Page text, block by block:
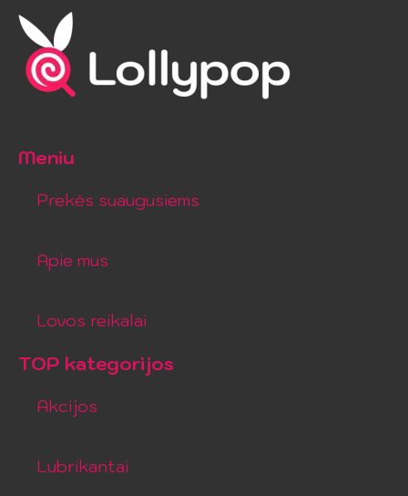
Meniu
Prekės suaugusiems
Apie mus
Lovos reikalai
TOP kategorijos
Akcijos
Lubrikantai